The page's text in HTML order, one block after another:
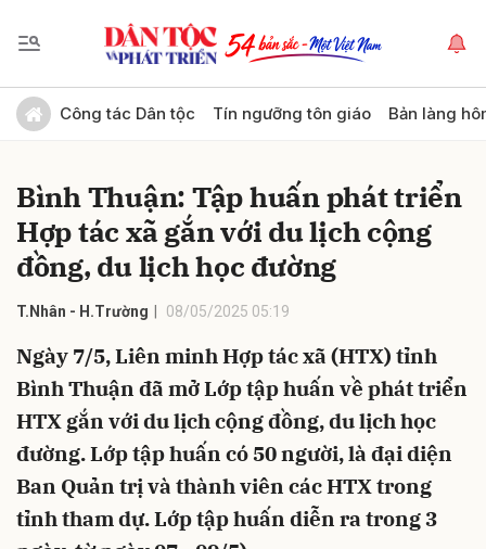
Công tác Dân tộc Tín ngưỡng tôn giáo Bản làng
Bình Thuận: Tập huấn phát triển
Hợp tác xã gắn với du lịch cộng
đồng, du lịch học đường
T.Nhân - H.Trường 08/05/2025 05:19
Ngày 7/5, Liên minh Hợp tác xã (HTX) tỉnh
Bình Thuận đã mở Lớp tập huấn về phát triển
HTX gắn với du lịch cộng đồng, du lịch học
đường. Lớp tập huấn có 50 người, là đại diện
Ban Quản trị và thành viên các HTX trong
tỉnh tham dự. Lớp tập huấn diễn ra trong 3
Gửi bình luận